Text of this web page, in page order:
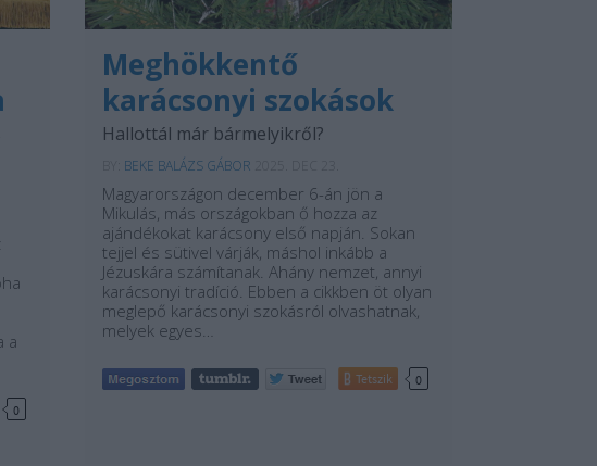
a
0
Meghökkentő
karácsonyi szokások
Hallottál már bármelyikről?
BEKE BALÁZS GÁBOR
Magyarországon december 6-án jön a
Mikulás, más országokban ő hozza az
ajándékokat karácsony első napján. Sokan
tejjel és sütivel várják, máshol inkább a
Jézuskára számítanak. Ahány nemzet, annyi
karácsonyi tradíció. Ebben a cikkben öt olyan
meglepő karácsonyi szokásról olvashatnak,
melyek egyes…
Tetszik 0